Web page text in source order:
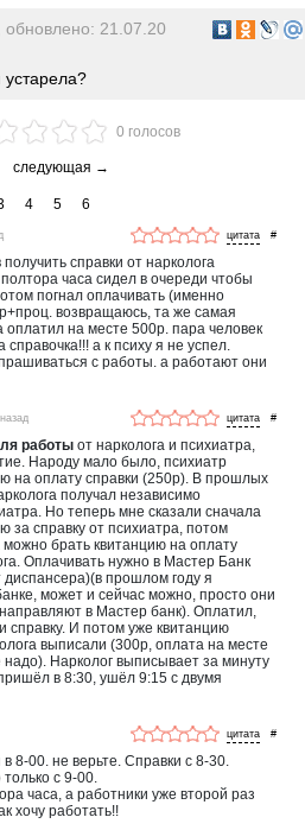
обновлено: 21.07.20
0 голосов
4 5
6
#
справки от нарколога
часа сидел в очереди чтобы
погнал оплачивать (именно
возвращаюсь, та же самая
оплатил на месте 500р. пара человек
справочка!!! а к психу я не успел.
с работы. а работают они
#
работы от нарколога и психиатра,
Народу мало было, психиатр
на оплату справки (250р). В прошлых
получал независимо
Но теперь мне сказали сначала
за справку от психиатра, потом
можно брать квитанцию на оплату
Оплачивать нужно в Мастер Банк
прошлом году я
может и сейчас можно, просто они
в Мастер банк). Оплатил,
справку. И потом уже квитанцию
выписали (300р, оплата на месте
надо). Нарколог выписывает за минуту
в 8:30, ушёл 9:15 с двумя
#
8-00. не верьте. Справки с 8-30.
с 9-00.
часа, а работники уже второй раз
хочу работать!!